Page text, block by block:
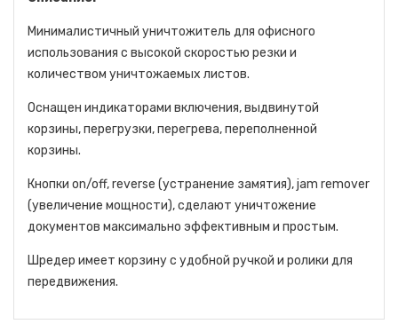
Минималистичный уничтожитель для офисного
использования с высокой скоростью резки и
количеством уничтожаемых листов.
Оснащен индикаторами включения, выдвинутой
корзины, перегрузки, перегрева, переполненной
корзины.
Кнопки on/off, reverse (устранение замятия), jam remover
(увеличение мощности), сделают уничтожение
документов максимально эффективным и простым.
Шредер имеет корзину с удобной ручкой и ролики для
передвижения.